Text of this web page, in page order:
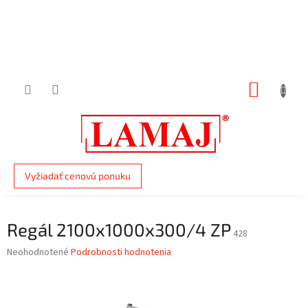
Vyžiadať cenovú ponuku
Regál 2100x1000x300/4 ZP 428
Priemerné
Neohodnotené Podrobnosti hodnotenia